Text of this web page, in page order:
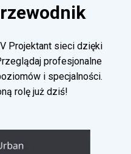
Projektant sieci dzięki
profesjonalne
i specjalności.
rolę już dziś!